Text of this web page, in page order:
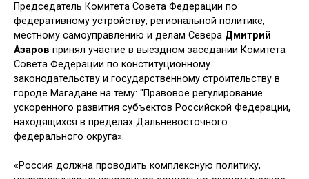
Председатель Комитета Совета Федерации по
федеративному устройству, региональной политике,
местному самоуправлению и делам Севера Дмитрий
Азаров принял участие в выездном заседании Комитета
Совета Федерации по конституционному
законодательству и государственному строительству в
городе Магадане на тему: "Правовое регулирование
ускоренного развития субъектов Российской Федерации,
находящихся в пределах Дальневосточного
федерального округа».
«Россия должна проводить комплексную политику,